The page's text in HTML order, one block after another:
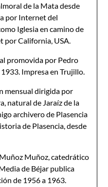
de la Mata desde
por Internet del
Iglesia en camino de
por California, USA.
promovida por Pedro
Impresa en Trujillo.
mensual dirigida por
natural de Jaraíz de la
archivero de Plasencia
de Plasencia, desde
Muñoz, catedrático
de Béjar publica
de 1956 a 1963.